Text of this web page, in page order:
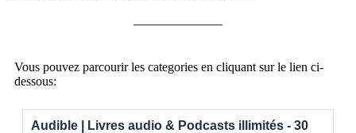
Vous pouvez parcourir les categories en cliquant sur le lien ci-
dessous:
Audible | Livres audio & Podcasts illimités - 30